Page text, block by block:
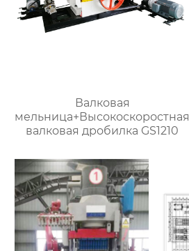
Валковая
мельница+Высокоскоростная
валковая дробилка GS1210